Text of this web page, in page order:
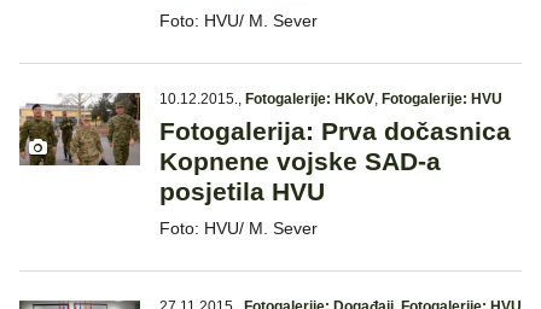
Foto: HVU/ M. Sever
10.12.2015., Fotogalerije: HKoV, Fotogalerije: HVU
Fotogalerija: Prva dočasnica
Kopnene vojske SAD-a
posjetila HVU
Foto: HVU/ M. Sever